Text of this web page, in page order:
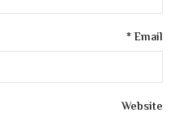
Email
*
Website